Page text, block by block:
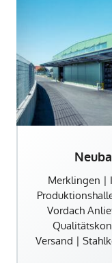
Merklingen |
Vordach
Versand |